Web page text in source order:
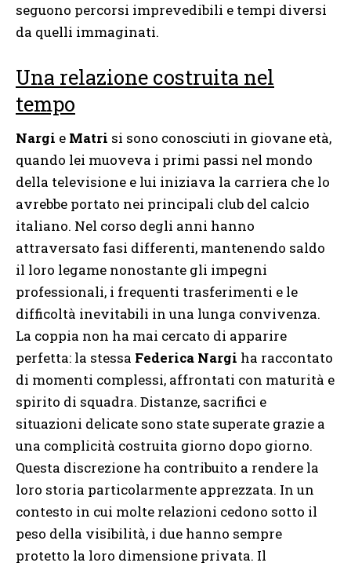
seguono percorsi imprevedibili e tempi diversi
da quelli immaginati.
Una relazione costruita nel
tempo
Nargi e Matri si sono conosciuti in giovane età,
quando lei muoveva i primi passi nel mondo
della televisione e lui iniziava la carriera che lo
avrebbe portato nei principali club del calcio
italiano. Nel corso degli anni hanno
attraversato fasi differenti, mantenendo saldo
il loro legame nonostante gli impegni
professionali, i frequenti trasferimenti e le
difficoltà inevitabili in una lunga convivenza.
La coppia non ha mai cercato di apparire
perfetta: la stessa Federica Nargi ha raccontato
di momenti complessi, affrontati con maturità e
spirito di squadra. Distanze, sacrifici e
situazioni delicate sono state superate grazie a
una complicità costruita giorno dopo giorno.
Questa discrezione ha contribuito a rendere la
loro storia particolarmente apprezzata. In un
contesto in cui molte relazioni cedono sotto il
peso della visibilità, i due hanno sempre
protetto la loro dimensione privata. Il